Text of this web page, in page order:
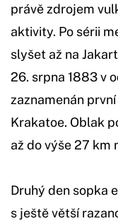
právě zdrojem
aktivity. Po sérii
slyšet až na
26. srpna 1883 v
zaznamenán
Krakatoe. Oblak
až do výše 27 km
Druhý den sopka
s ještě větší